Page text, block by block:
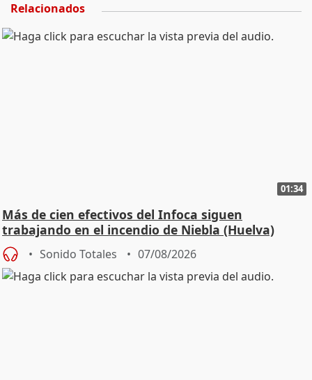
Relacionados
01:34
Más de cien efectivos del Infoca siguen
trabajando en el incendio de Niebla (Huelva)
Sonido Totales 07/08/2026